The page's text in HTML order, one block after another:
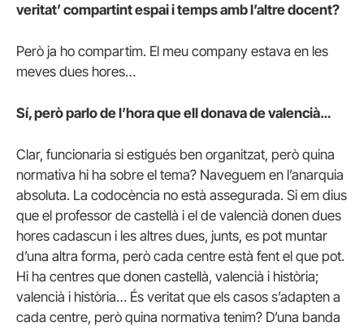
veritat’ compartint espai i temps amb l’altre docent?
Però ja ho compartim. El meu company estava en les
meves dues hores…
Sí, però parlo de l’hora que ell donava de valencià…
Clar, funcionaria si estigués ben organitzat, però quina
normativa hi ha sobre el tema? Naveguem en l’anarquia
absoluta. La codocència no està assegurada. Si em dius
que el professor de castellà i el de valencià donen dues
hores cadascun i les altres dues, junts, es pot muntar
d’una altra forma, però cada centre està fent el que pot.
Hi ha centres que donen castellà, valencià i història;
valencià i història… És veritat que els casos s’adapten a
cada centre, però quina normativa tenim? D’una banda